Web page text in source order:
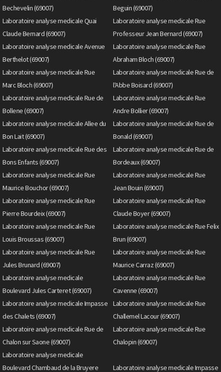
Bechevelin (69007)
Beguin (69007)
Laboratoire analyse medicale Quai
Claude Bernard (69007)
Laboratoire analyse medicale Rue
Professeur Jean Bernard (69007)
Laboratoire analyse medicale Avenue
Berthelot (69007)
Laboratoire analyse medicale Rue
Abraham Bloch (69007)
Laboratoire analyse medicale Rue
Marc Bloch (69007)
Laboratoire analyse medicale Rue de
l'Abbe Boisard (69007)
Laboratoire analyse medicale Rue de
Bollene (69007)
Laboratoire analyse medicale Rue
Andre Bollier (69007)
Laboratoire analyse medicale Allee du
Bon Lait (69007)
Laboratoire analyse medicale Rue de
Bonald (69007)
Laboratoire analyse medicale Rue des
Bons Enfants (69007)
Laboratoire analyse medicale Rue de
Bordeaux (69007)
Laboratoire analyse medicale Rue
Maurice Bouchor (69007)
Laboratoire analyse medicale Rue
Jean Bouin (69007)
Laboratoire analyse medicale Rue
Pierre Bourdeix (69007)
Laboratoire analyse medicale Rue
Claude Boyer (69007)
Laboratoire analyse medicale Rue
Louis Broussas (69007)
Laboratoire analyse medicale Rue Felix
Brun (69007)
Laboratoire analyse medicale Rue
Jules Brunard (69007)
Laboratoire analyse medicale Rue
Maurice Carraz (69007)
Laboratoire analyse medicale
Boulevard Jules Carteret (69007)
Laboratoire analyse medicale Rue
Cavenne (69007)
Laboratoire analyse medicale Impasse
des Chalets (69007)
Laboratoire analyse medicale Rue
Challemel Lacour (69007)
Laboratoire analyse medicale Rue de
Chalon sur Saone (69007)
Laboratoire analyse medicale Rue
Chalopin (69007)
Laboratoire analyse medicale
Boulevard Chambaud de la Bruyere
Laboratoire analyse medicale Impasse